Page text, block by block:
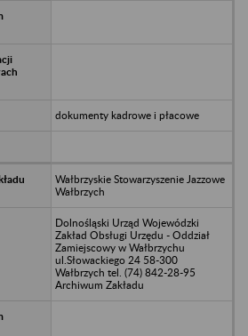
dokumenty kadrowe i płacowe
Wałbrzyskie Stowarzyszenie Jazzowe
Wałbrzych
Dolnośląski Urząd Wojewódzki
Zakład Obsługi Urzędu - Oddział
Zamiejscowy w Wałbrzychu
ul.Słowackiego 24 58-300
Wałbrzych tel. (74) 842-28-95
Archiwum Zakładu